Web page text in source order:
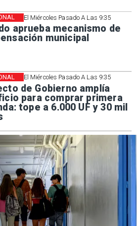
El Miércoles Pasado A Las 9:35
aprueba mecanismo de
municipal
El Miércoles Pasado A Las 9:35
de Gobierno amplía
para comprar primera
tope a 6.000 UF y 30 mil